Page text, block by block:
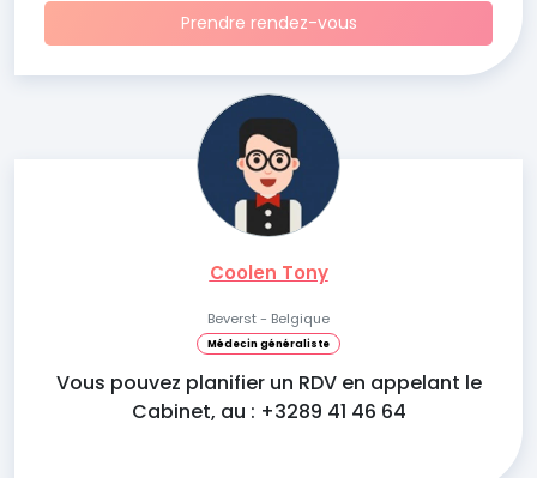
Prendre rendez-vous
Coolen Tony
Beverst - Belgique
Médecin généraliste
Vous pouvez planifier un RDV en appelant le
Cabinet, au : +3289 41 46 64